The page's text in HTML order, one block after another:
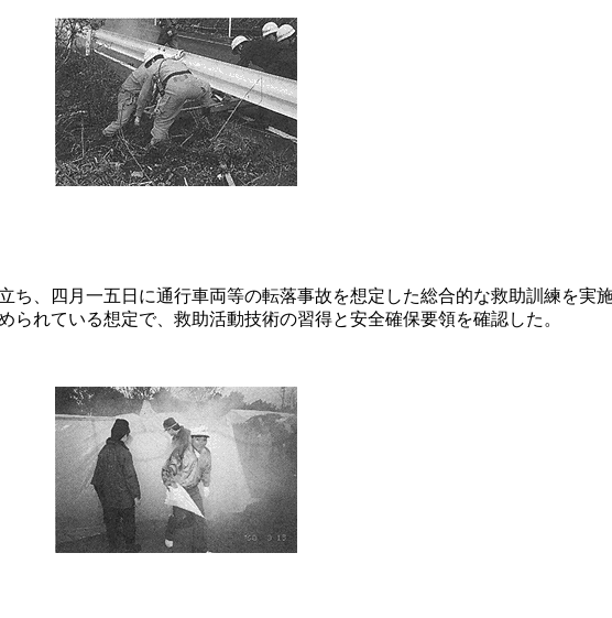
ち、四月一五日に通行車両等の転落事故を想定した総合的な救助訓練を実
れている想定で、救助活動技術の習得と安全確保要領を確認した。